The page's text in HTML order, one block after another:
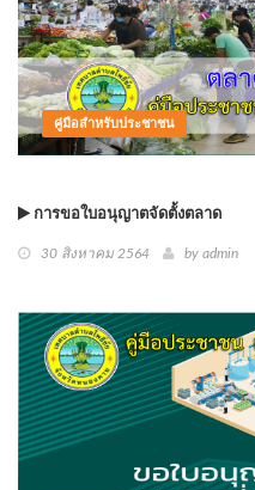
คู่มือสำหรับประชาชน
การขอใบอนุญาตจัดตั้งตลาด
30 สิงหาคม 2564 by admin